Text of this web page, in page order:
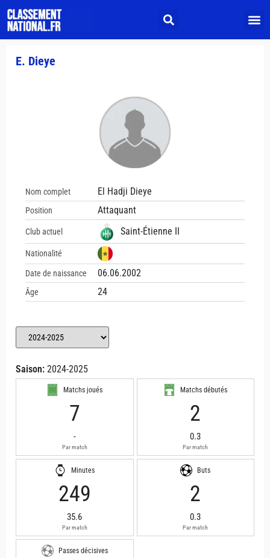
E. Dieye
Nom complet El Hadji Dieye
Position Attaquant
Club actuel Saint-Étienne II
Nationalité
Date de naissance 06.06.2002
Âge 24
Saison: 2024-2025
Matchs joués
7
-
Par match
Matchs débutés
2
0.3
Par match
Minutes
249
35.6
Par match
Buts
2
0.3
Par match
Passes décisives